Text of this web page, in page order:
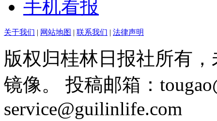
手机看报
关于我们 | 网站地图 | 联系我们 | 法律声明
版权归桂林日报社所有
镜像。 投稿邮箱：
service@guilinlife.com